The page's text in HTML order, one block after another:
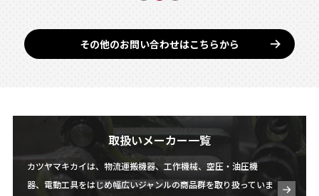
その他のお問い合わせはこちらから
取扱いメーカー一覧
カツヤマキカイは、物流運搬機器、工作機械、空圧・油圧機
器、電動工具をはじめ幅広いジャンルの商品群を取り扱っていま